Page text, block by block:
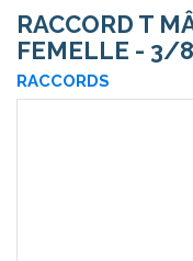
RACCORD T
FEMELLE - 3/
RACCORDS